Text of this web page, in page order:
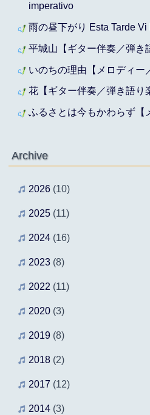
imperativo
雨の昼下がり Esta Tarde Vi
平城山【ギター伴奏／弾き
いのちの理由【メロディー
花【ギター伴奏／弾き語り
ふるさとは今もかわらず【
Archive
2026 (10)
2025 (11)
2024 (16)
2023 (8)
2022 (11)
2020 (3)
2019 (8)
2018 (2)
2017 (12)
2014 (3)